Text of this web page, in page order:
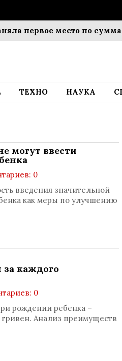
место по
ТЕХНО НАУКА
могут ввести
0
введения значительной
как меры по улучшению
за каждого
0
рождении ребенка –
Анализ преимуществ